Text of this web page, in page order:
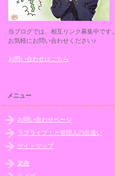
当ブログでは、相互リンク募集中です。
お気軽にお問い合わせください♪
お問い合わせはこちら
メニュー
お問い合わせページ
ラブライブ！と管理人の出逢い
サイトマップ
楽曲